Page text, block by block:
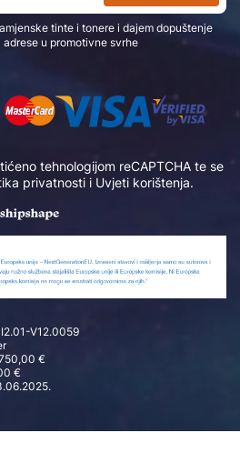
tehnologijom reCAPTCHA te se
privatnosti i Uvjeti korištenja.
I2.01-V12.0059
€
€
tinte i tonere i dajem dopuštenje
u promotivne svrhe